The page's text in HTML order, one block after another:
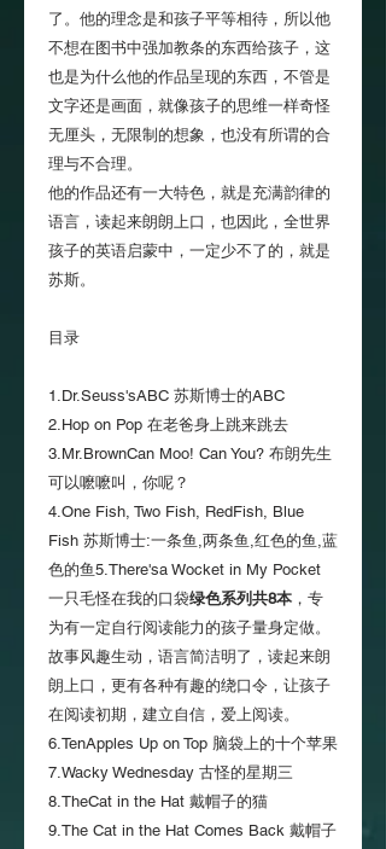
了。他的理念是和孩子平等相待，所以他
不想在图书中强加教条的东西给孩子，这
也是为什么他的作品呈现的东西，不管是
文字还是画面，就像孩子的思维一样奇怪
无厘头，无限制的想象，也没有所谓的合
理与不合理。
他的作品还有一大特色，就是充满韵律的
语言，读起来朗朗上口，也因此，全世界
孩子的英语启蒙中，一定少不了的，就是
苏斯。
目录
1.Dr.Seuss'sABC 苏斯博士的ABC
2.Hop on Pop 在老爸身上跳来跳去
3.Mr.BrownCan Moo! Can You? 布朗先生
可以嚒嚒叫，你呢？
4.One Fish, Two Fish, RedFish, Blue
Fish 苏斯博士:一条鱼,两条鱼,红色的鱼,蓝
色的鱼5.There'sa Wocket in My Pocket
一只毛怪在我的口袋绿色系列共8本 ，专
为有一定自行阅读能力的孩子量身定做。
故事风趣生动，语言简洁明了，读起来朗
朗上口，更有各种有趣的绕口令，让孩子
在阅读初期，建立自信，爱上阅读。
6.TenApples Up on Top 脑袋上的十个苹果
7.Wacky Wednesday 古怪的星期三
8.TheCat in the Hat 戴帽子的猫
9.The Cat in the Hat Comes Back 戴帽子